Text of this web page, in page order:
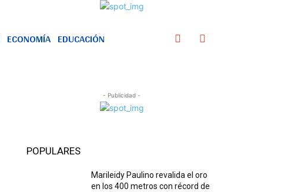
ECONOMÍA EDUCACIÓN
- Publicidad -
POPULARES
Marileidy Paulino revalida el oro
en los 400 metros con récord de